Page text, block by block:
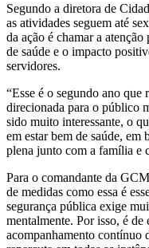
Segundo a diretora de
as atividades seguem até
da ação é chamar a
de saúde e o impacto
servidores.
“Esse é o segundo ano que
direcionada para o público
sido muito interessante, o
em estar bem de saúde,
plena junto com a família e
Para o comandante da
de medidas como essa é
segurança pública exige
mentalmente. Por isso, é
acompanhamento contínuo